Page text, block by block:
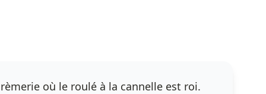
où le roulé à la cannelle est roi.